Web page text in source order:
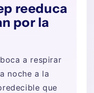
reeduca
por la
a respirar
noche a la
que